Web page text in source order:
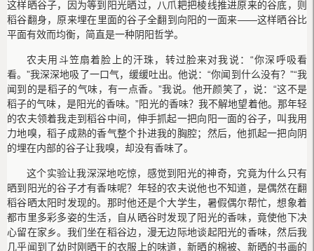
这样晒谷子，因为等到阳光晒过，八爪耙把棱线推进原来的谷底，则
稻谷翻身，原来埋在里面的谷子全翻到向阳的一面来——这样晒谷比
平面有效而均衡，简直是一种阴阳哲学。
农夫用斗笠扇着脸上的汗珠，转过脸来对我说：“你深呼吸看
看。”我深深地吸了一口气，缓缓吐出。他说：“你闻到什么没有？”“我
闻到的是稻子的气味，有一点香。”我说。他开颜笑了，说：“这不是
稻子的气味，是阳光的香味。”阳光的香味？我不解地望着他。那年轻
的农夫领着我走到稻谷中间，伸手抓起一把向阳一面的谷子，叫我用
力地嗅，稻子成熟的香气整个扑进我的胸腔；然后，他抓起一把向阴
的埋在内部的谷子让我嗅，却没有香味了。
这个实验让我深深地吃惊，感觉到阳光的神奇，究竟为什么只有
晒到阳光的谷子才有香味呢？年轻的农夫说他也不知道，是偶然在翻
稻谷晒太阳时发现的。那时他还是个大学生，暑假偶尔帮忙，想象着
都市里多彩多姿的生活，自从晒谷时发现了阳光的香味，竟使他下决
心留在家乡。我们坐在稻谷边，漫无边际地谈起阳光的香味，然后我
几乎闻到了幼时刚晒干的衣服上的味道，新晒的棉被、新晒的书画的